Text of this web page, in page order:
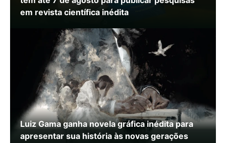
em revista científica inédita
Luiz Gama ganha novela gráfica inédita para
apresentar sua história às novas gerações